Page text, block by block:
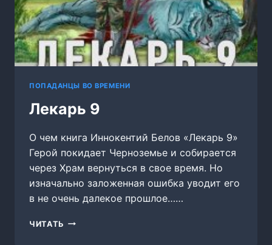
ПОПАДАНЦЫ ВО ВРЕМЕНИ
Лекарь 9
О чем книга Иннокентий Белов «Лекарь 9»
Герой покидает Черноземье и собирается
через Храм вернуться в свое время. Но
изначально заложенная ошибка уводит его
в не очень далекое прошлое……
ЧИТАТЬ ЛЕКАРЬ